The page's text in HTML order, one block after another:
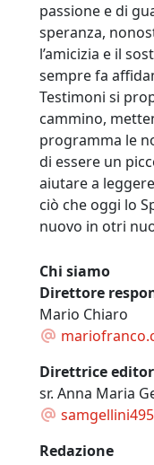
passione e di
speranza,
l’amicizia e il
sempre fa
Testimoni si
cammino,
programma le
di essere un
aiutare a
ciò che oggi lo
nuovo in otri
Chi siamo
Direttore
Mario Chiaro
Direttrice
sr. Anna Maria
Redazione